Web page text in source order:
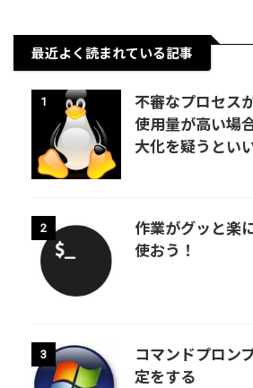
最近よく読まれている記事
1
不審なプロセス
使用量が高い場
大化を疑うとい
2
作業がグッと楽
使おう！
3
コマンドプロン
定をする